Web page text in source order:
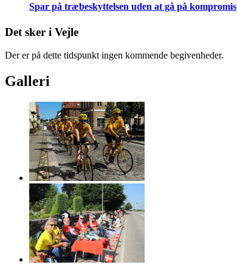
Spar på træbeskyttelsen uden at gå på kompromis
Det sker i Vejle
Der er på dette tidspunkt ingen kommende begivenheder.
Galleri